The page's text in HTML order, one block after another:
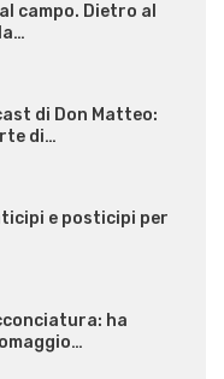
campo. Dietro al
di Don Matteo:
di…
e posticipi per
ha